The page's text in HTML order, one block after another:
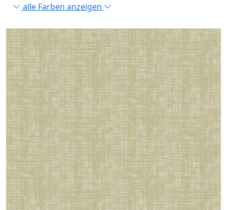
alle Farben anzeigen